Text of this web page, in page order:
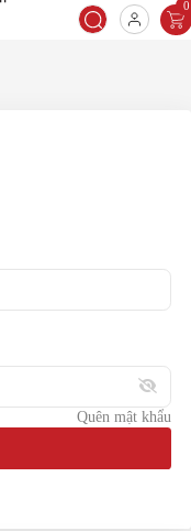
0
Quên mật khẩu